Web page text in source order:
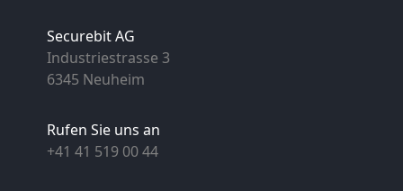
Securebit AG
Industriestrasse 3
6345 Neuheim
Rufen Sie uns an
+41 41 519 00 44